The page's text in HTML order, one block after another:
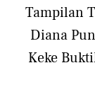
Tampilan
Diana
Keke